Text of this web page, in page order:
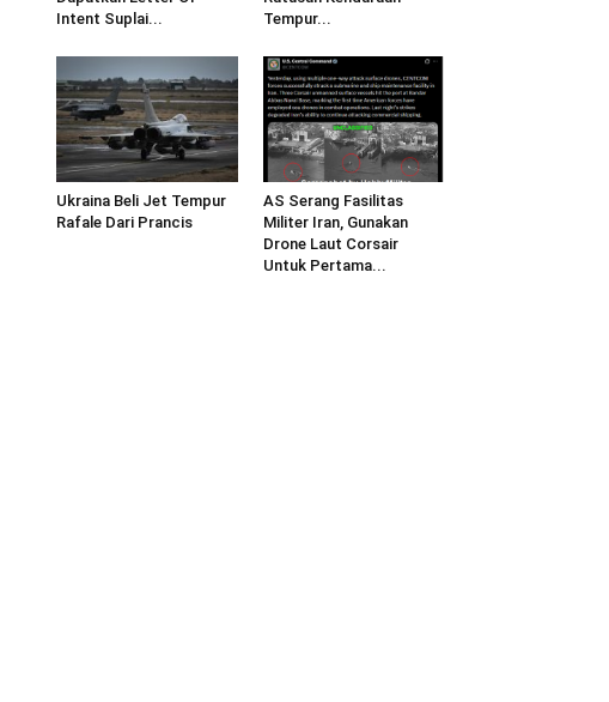
Intent Suplai...
Tempur...
Ukraina Beli Jet Tempur
Rafale Dari Prancis
AS Serang Fasilitas
Militer Iran, Gunakan
Drone Laut Corsair
Untuk Pertama...